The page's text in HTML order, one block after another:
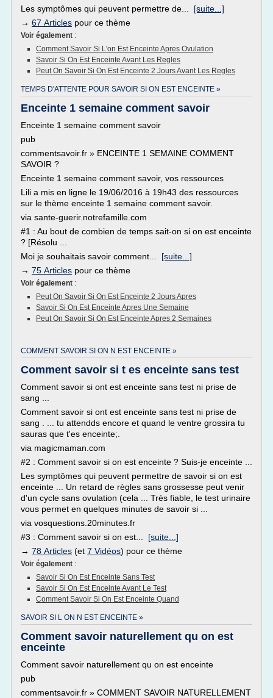
Les symptômes qui peuvent permettre de... [suite...]
→ 67 Articles pour ce thème
Voir également :
Comment Savoir Si L'on Est Enceinte Apres Ovulation
Savoir Si On Est Enceinte Avant Les Regles
Peut On Savoir Si On Est Enceinte 2 Jours Avant Les Regles
TEMPS D'ATTENTE POUR SAVOIR SI ON EST ENCEINTE »
Enceinte 1 semaine comment savoir
Enceinte 1 semaine comment savoir
pub
commentsavoir.fr » ENCEINTE 1 SEMAINE COMMENT
SAVOIR ?
Enceinte 1 semaine comment savoir, vos ressources
Lili a mis en ligne le 19/06/2016 à 19h43 des ressources
sur le thème enceinte 1 semaine comment savoir.
via sante-guerir.notrefamille.com
#1 : Au bout de combien de temps sait-on si on est enceinte
? [Résolu ...
Moi je souhaitais savoir comment... [suite...]
→ 75 Articles pour ce thème
Voir également :
Peut On Savoir Si On Est Enceinte 2 Jours Apres
Savoir Si On Est Enceinte Apres Une Semaine
Peut On Savoir Si On Est Enceinte Apres 2 Semaines
COMMENT SAVOIR SI ON N EST ENCEINTE »
Comment savoir si t es enceinte sans test
Comment savoir si ont est enceinte sans test ni prise de
sang ...
Comment savoir si ont est enceinte sans test ni prise de
sang . ... tu attendds encore et quand le ventre grossira tu
sauras que t'es enceinte;.
via magicmaman.com
#2 : Comment savoir si on est enceinte ? Suis-je enceinte ...
Les symptômes qui peuvent permettre de savoir si on est
enceinte ... Un retard de règles sans grossesse peut venir
d'un cycle sans ovulation (cela ... Très fiable, le test urinaire
vous permet en quelques minutes de savoir si ...
via vosquestions.20minutes.fr
#3 : Comment savoir si on est... [suite...]
→ 78 Articles (et 7 Vidéos) pour ce thème
Voir également :
Savoir Si On Est Enceinte Sans Test
Savoir Si On Est Enceinte Avant Le Test
Comment Savoir Si On Est Enceinte Quand
SAVOIR SI L ON N EST ENCEINTE »
Comment savoir naturellement qu on est
enceinte
Comment savoir naturellement qu on est enceinte
pub
commentsavoir.fr » COMMENT SAVOIR NATURELLEMENT